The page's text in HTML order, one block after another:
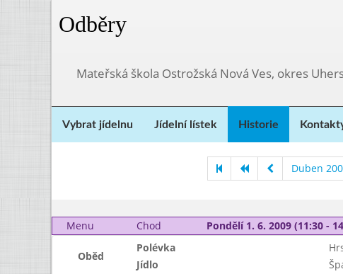
Odběry
Mateřská škola Ostrožská Nová Ves, okres
Vybrat jídelnu Jídelní lístek Historie
Duben
Menu
Chod Pondělí 1. 6. 2009 (11:30 -
Oběd
Polévka
Jídlo